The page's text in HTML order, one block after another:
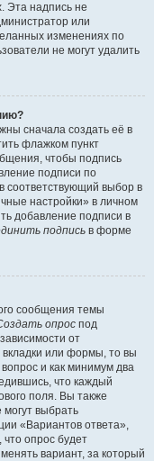
Эта надпись не
или
изменениях по
не могут удалить
сначала создать её в
флажком пункт
чтобы подпись
подписи по
соответствующий выбор в
настройки» в личном
добавление подписи в
подпись в форме
сообщения темы
опрос под
от
вкладки или формы, то вы
и как минимум два
что каждый
поля. Вы также
могут выбрать
«Вариантов ответа»,
опрос будет
вариант, за который